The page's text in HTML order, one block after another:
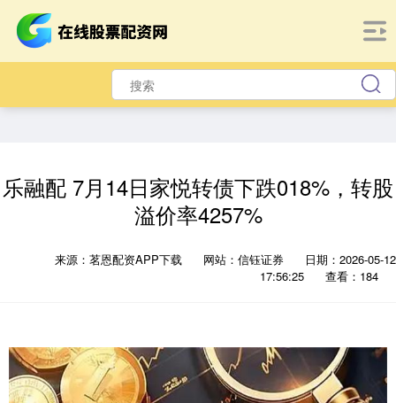
乐融配 7月14日家悦转债下跌018%，转股
溢价率4257%
来源：茗恩配资APP下载 网站：信钰证券
日期：2026-05-12
17:56:25
查看：184